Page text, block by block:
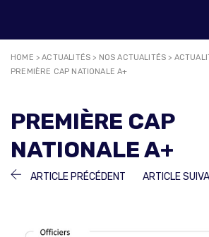
HOME >ACTUALITÉS > NOS ACTUALITÉS >
PREMIÈRE CAP NATIONALE A+
PREMIÈRE CAP
NATIONALE A+
NAVIGATION
ARTICLE PRÉCÉDENT ARTICLE
ARTICLE